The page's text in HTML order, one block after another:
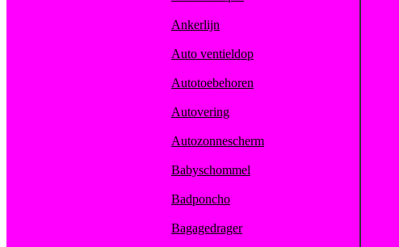
Ankerlijn
Auto ventieldop
Autotoebehoren
Autovering
Autozonnescherm
Babyschommel
Badponcho
Bagagedrager